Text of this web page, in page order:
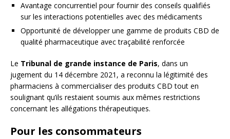
Avantage concurrentiel pour fournir des conseils qualifiés
sur les interactions potentielles avec des médicaments
Opportunité de développer une gamme de produits CBD de
qualité pharmaceutique avec traçabilité renforcée
Le Tribunal de grande instance de Paris, dans un
jugement du 14 décembre 2021, a reconnu la légitimité des
pharmaciens à commercialiser des produits CBD tout en
soulignant qu’ils restaient soumis aux mêmes restrictions
concernant les allégations thérapeutiques.
Pour les consommateurs